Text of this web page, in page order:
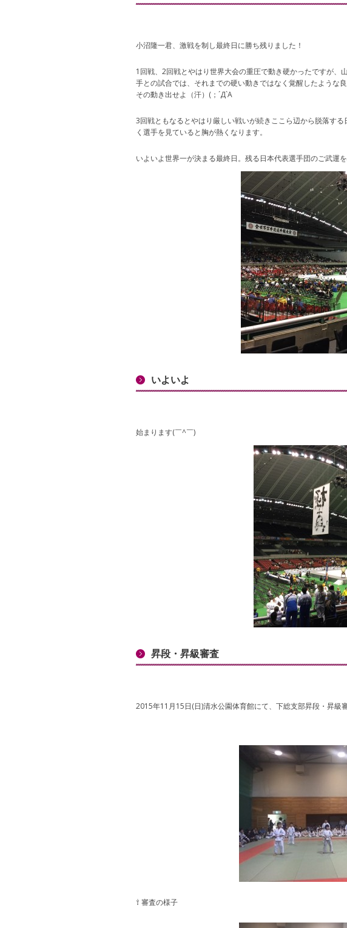
小沼隆一君、激戦を制し最終日に勝ち残りました！
1回戦、2回戦とやはり世界大会の重圧で動き硬かったですが、
手との試合では、それまでの硬い動きではなく覚醒したような
その動き出せよ（汗）(；´Д`A
3回戦ともなるとやはり厳しい戦いが続きここら辺から脱落す
く選手を見ていると胸が熱くなります。
いよいよ世界一が決まる最終日。残る日本代表選手団のご武運
いよいよ
始まります(￣^￣)ゞ
昇段・昇級審査
2015年11月15日(日)清水公園体育館にて、下総支部昇段・昇級
⇧ 審査の様子